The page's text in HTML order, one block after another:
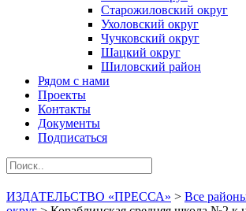
Старожиловский округ
Ухоловский округ
Чучковский округ
Шацкий округ
Шиловский район
Рядом с нами
Проекты
Контакты
Документы
Подписаться
ИЗДАТЕЛЬСТВО «ПРЕССА» > Все